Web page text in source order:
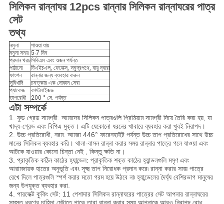
সিলিকন রান্নাঘর 12pcs রান্নার সিলিকন রান্নাঘরের পাত্র
সেট
তথ্য
নমুনা
পাওয়া যায়
নমুনা সময় 5-7 দিন
প্রদান খরচসিবিএম এবং ওজন পর্যন্ত
পাঠানো
ডিএইচএল, ফেডেক্স, সমুদ্রপথে, বায়ু দ্বারা
ফাংশন
রান্নার জন্য ব্যবহার করুন
সুবিধাদি
চমত্কার এক দোকান সেবা
প্যাকেজ
কাস্টমাইজড
তাপরোধী
200 ° সে. পর্যন্ত
এটা সম্পর্কে
1. ফুড গ্রেড সামগ্রী: আমাদের সিলিকন পাত্রগুলি প্রিমিয়াম সামগ্রী দিয়ে তৈরি করা হয়, যা
খাদ্য-গ্রেড এবং বিপিএ মুক্ত। এটি যেকোনো ধরনের খাবারে ব্যবহার করা খুবই নিরাপদ।
2. উচ্চ প্রতিরোধী, নরম: আমরা 446° ফারেনহাইট পর্যন্ত উচ্চ তাপ প্রতিরোধের সাথে উচ্চ
মানের সিলিকন ব্যবহার করি। থালা-বাসন রান্না করার সময় রান্নার পাত্রে গলে যাওয়া এবং
আটকে যাওয়ার কোনো চিন্তা নেই , কিন্তু ক্ষতি না।
3. প্রাকৃতিক কঠিন কাঠের হ্যান্ডেল: প্রাকৃতিক শক্ত কাঠের হ্যান্ডলগুলি মসৃণ এবং
আরামদায়ক হাতের অনুভূতি এবং সূক্ষ্ম তাপ নিরোধক প্রদান করে৷ রান্না করার সময় পাত্রে
রেখে দিলে পাত্রগুলি স্পর্শ করার মতো গরম হয়ে উঠবে না৷ হ্যান্ডেলের দৈর্ঘ্য বেশিরভাগ মানুষের
জন্য উপযুক্ত ব্যবহার করা.
4. পারফেক্ট কুকিং সেট: 11 পেশাদার সিলিকন রান্নাঘরের পাত্রের সেট আপনার রান্নাঘরের